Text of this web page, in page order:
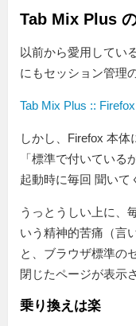
Tab Mix Plus
以前から愛用してい
にもセッション管理
Tab Mix Plus ::
しかし、Firefox 本体
「標準で付いている
起動時に毎回 聞いて
うっとうしい上に、
いう精神的苦痛（言
と、ブラウザ標準の
閉じたページが表示
乗り換えは楽